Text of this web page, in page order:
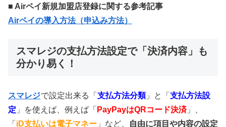
■ Airペイ新規加盟店登録に関する参考記事
Airペイの導入方法（申込み方法）
スマレジの支払方法設定で「決済内容」も
分かり易く！
スマレジで設定出来る「 支払方法分類」と「 支払方法設
定 」を使えば、例えば「 PayPayはQRコード決済」、
「 iD支払いは電子マネー 」など、
自由に項目や内容の設定